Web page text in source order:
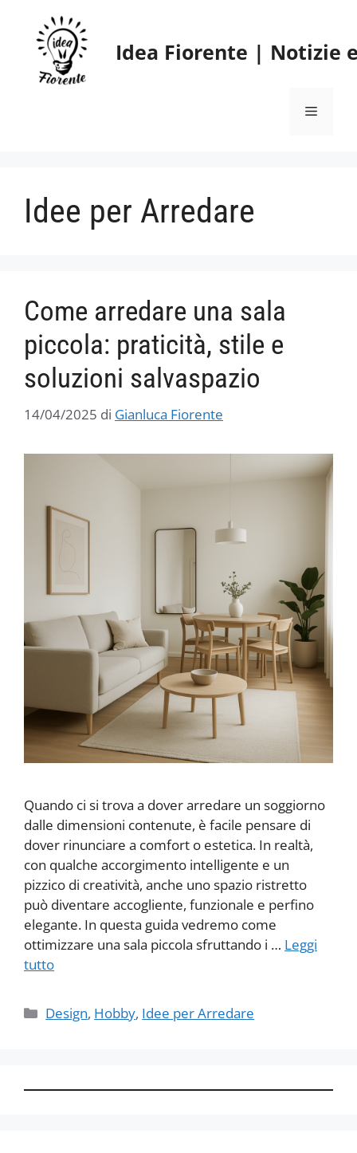
contenuto
Idea Fiorente | Notizie
Menu
Idee per Arredare
Come arredare una sala
piccola: praticità, stile e
soluzioni salvaspazio
14/04/2025 di Gianluca Fiorente
Quando ci si trova a dover arredare un soggiorno
dalle dimensioni contenute, è facile pensare di
dover rinunciare a comfort o estetica. In realtà,
con qualche accorgimento intelligente e un
pizzico di creatività, anche uno spazio ristretto
può diventare accogliente, funzionale e perfino
elegante. In questa guida vedremo come
ottimizzare una sala piccola sfruttando i … Leggi
tutto
Categorie
Design, Hobby, Idee per Arredare